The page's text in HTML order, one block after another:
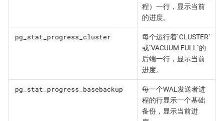
程）一行，显示当前
的进度。
pg_stat_progress_cluster
每个运行着`CLUSTER`
或`VACUUM FULL`的
后端一行，显示当前
进度。
pg_stat_progress_basebackup
每一个WAL发送者进
程的行显示一个基础
备份，显示当前进